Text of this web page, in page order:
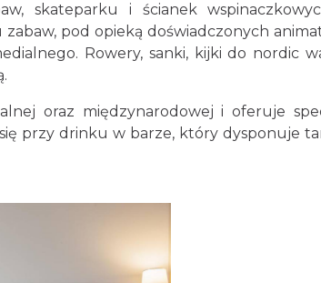
skateparku i ścianek
pod opieką doświadczonych
Rowery, sanki, kijki do nordic
oraz międzynarodowej i oferuje
przy drinku w barze, który dysponuje